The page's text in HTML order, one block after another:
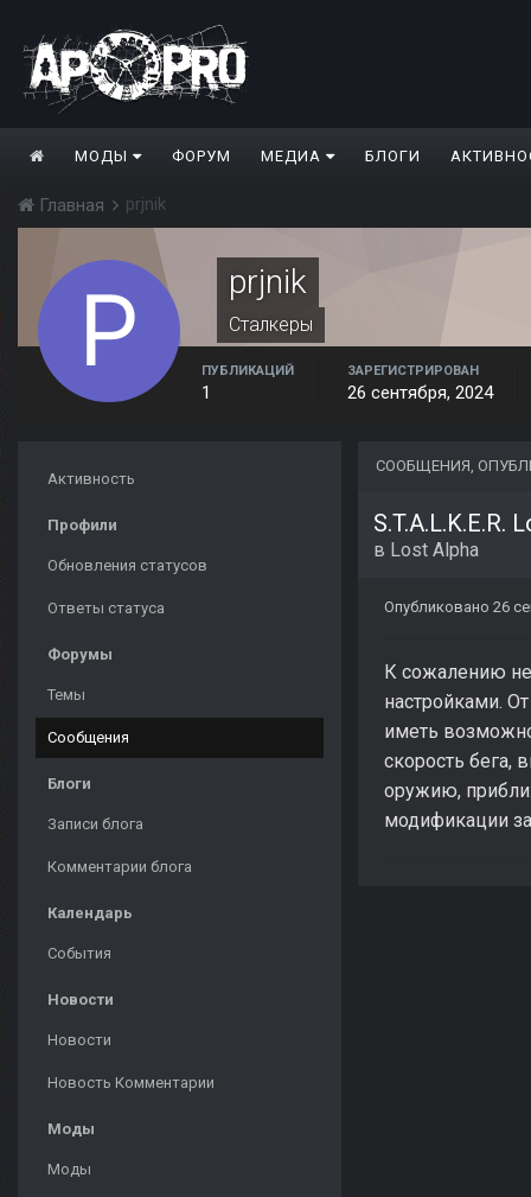
МОДЫ ФОРУМ МЕДИА БЛОГИ
Главная prjnik
prjnik
Сталкеры
ПУБЛИКАЦИЙ
1
ЗАРЕГИСТРИРОВАН
26 сентября, 2024
Активность
Профили
Обновления статусов
Ответы статуса
Форумы
Темы
Сообщения
Блоги
Записи блога
Комментарии блога
Календарь
События
Новости
Новости
Новость Комментарии
Моды
Моды
СООБЩЕНИЯ,
S.T.A.L.K.E.R.
в Lost Alpha
Опубликовано 26
К сожалению
настройками.
иметь
скорость бега,
оружию,
модификации